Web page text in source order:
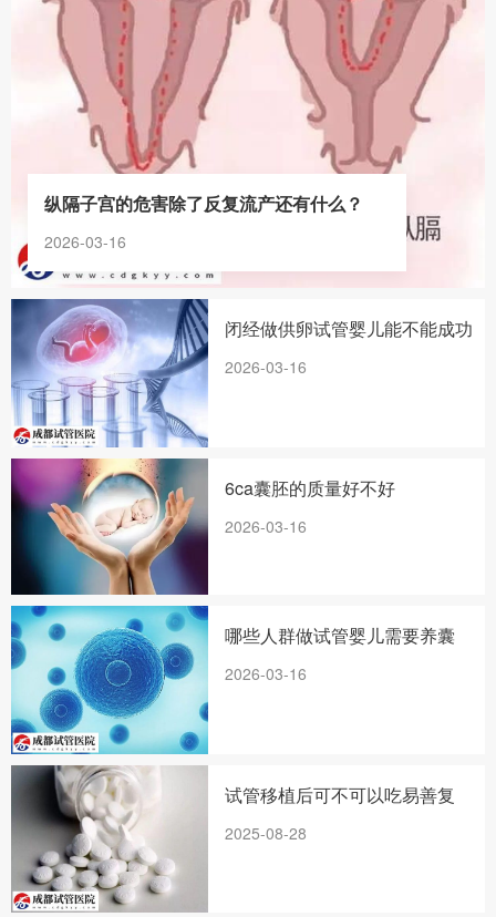
纵隔子宫的危害除了反复流产还有什么？
2026-03-16
闭经做供卵试管婴儿能不能成功
2026-03-16
6ca囊胚的质量好不好
2026-03-16
哪些人群做试管婴儿需要养囊
2026-03-16
试管移植后可不可以吃易善复
2025-08-28